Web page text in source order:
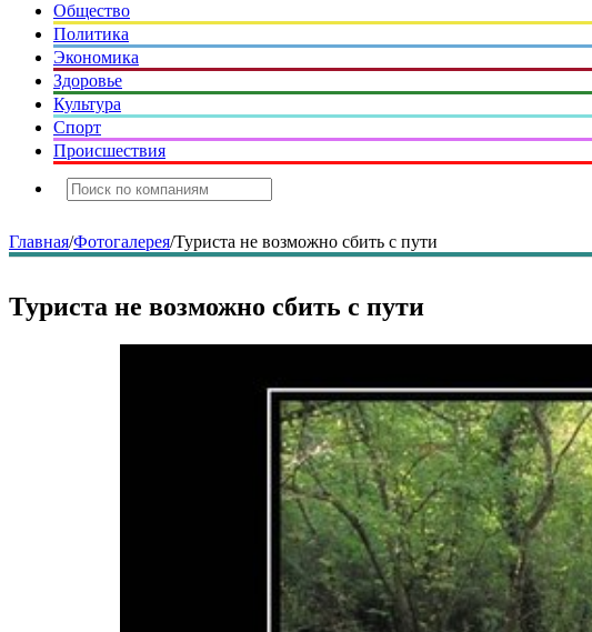
Общество
Политика
Экономика
Здоровье
Культура
Спорт
Происшествия
Главная/Фотогалерея/Туриста не возможно сбить с пути
Туриста не возможно сбить с пути